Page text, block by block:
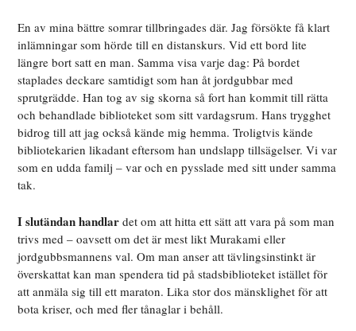
En av mina bättre somrar tillbringades där. Jag försökte få klart
inlämningar som hörde till en distanskurs. Vid ett bord lite
längre bort satt en man. Samma visa varje dag: På bordet
staplades deckare samtidigt som han åt jordgubbar med
sprutgrädde. Han tog av sig skorna så fort han kommit till rätta
och behandlade biblioteket som sitt vardagsrum. Hans trygghet
bidrog till att jag också kände mig hemma. Troligtvis kände
bibliotekarien likadant eftersom han undslapp tillsägelser. Vi var
som en udda familj – var och en pysslade med sitt under samma
tak.
I slutändan handlar det om att hitta ett sätt att vara på som man
trivs med – oavsett om det är mest likt Murakami eller
jordgubbsmannens val. Om man anser att tävlingsinstinkt är
överskattat kan man spendera tid på stadsbiblioteket istället för
att anmäla sig till ett maraton. Lika stor dos mänsklighet för att
bota kriser, och med fler tånaglar i behåll.